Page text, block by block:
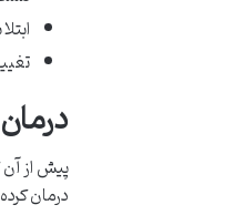
پیش از
درمان